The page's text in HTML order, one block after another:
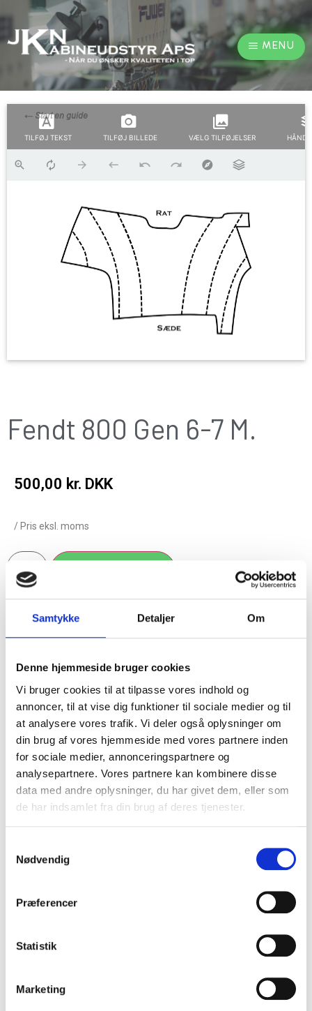
Samtykke Detaljer Om
Denne hjemmeside bruger cookies
Vi bruger cookies til at tilpasse vores indhold og
annoncer, til at vise dig funktioner til sociale medier og til
at analysere vores trafik. Vi deler også oplysninger om
din brug af vores hjemmeside med vores partnere inden
for sociale medier, annonceringspartnere og
analysepartnere. Vores partnere kan kombinere disse
data med andre oplysninger, du har givet dem, eller som
de har indsamlet fra din brug af deres tjenester.
Nødvendig
Præferencer
Statistik
Marketing
MENU
TILFØJ TEKST TILFØJ BILLEDE VÆLG TILFØJELSER
Fendt 800 Gen 6-7 M.
500,00 kr. DKK
/ Pris eksl. moms
Produktgalleri